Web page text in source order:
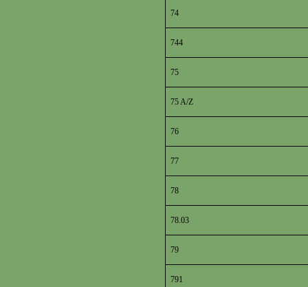
74
744
75
75 A/Z
76
77
78
78.03
79
791